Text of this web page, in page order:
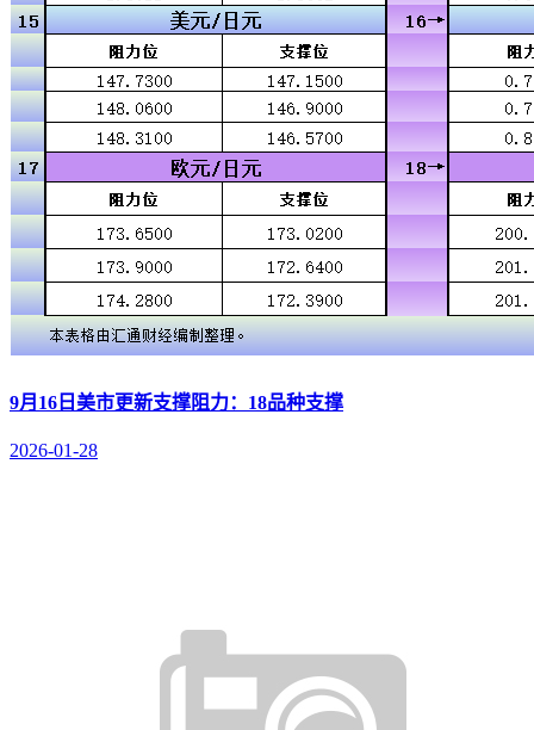
9月16日美市更新支撑阻力：18品种支撑
2026-01-28